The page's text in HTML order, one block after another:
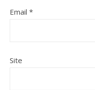
Email *
Site